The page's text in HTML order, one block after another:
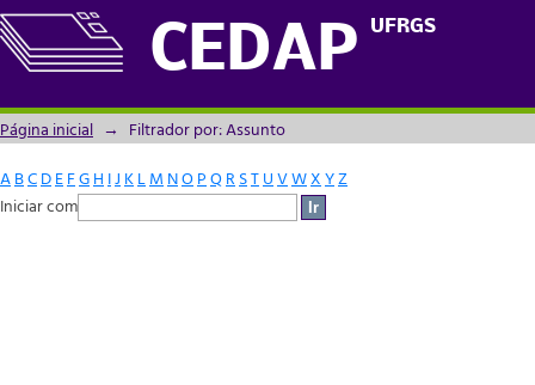
CEDAP UFRGS
Filtrador por: Assunto
Página inicial → Filtrador por: Assunto
ABCDEFGH IJ KLM NOPQRSTUVWXYZ
Iniciar com